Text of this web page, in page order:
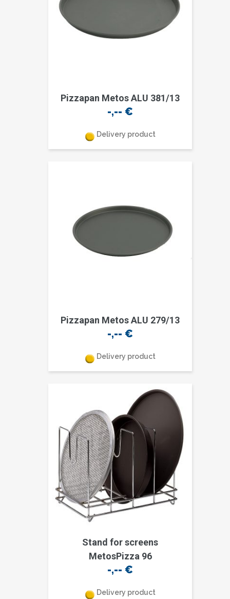
Pizzapan Metos ALU 381/13
-,-- €
Delivery product
Pizzapan Metos ALU 279/13
-,-- €
Delivery product
Stand for screens
MetosPizza 96
-,-- €
Delivery product